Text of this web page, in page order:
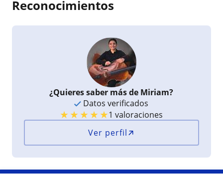
Reconocimientos
¿Quieres saber más de Miriam?
Datos verificados
★★★★★1 valoraciones
Ver perfil